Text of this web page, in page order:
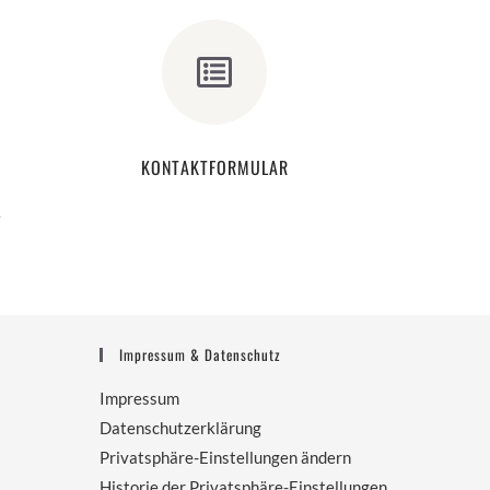
KONTAKTFORMULAR
Impressum & Datenschutz
Impressum
Datenschutzerklärung
Privatsphäre-Einstellungen ändern